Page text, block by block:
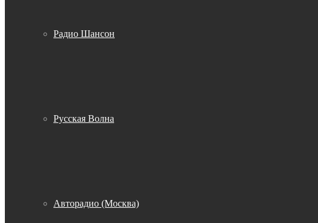
Радио Шансон
Русская Волна
Авторадио (Москва)